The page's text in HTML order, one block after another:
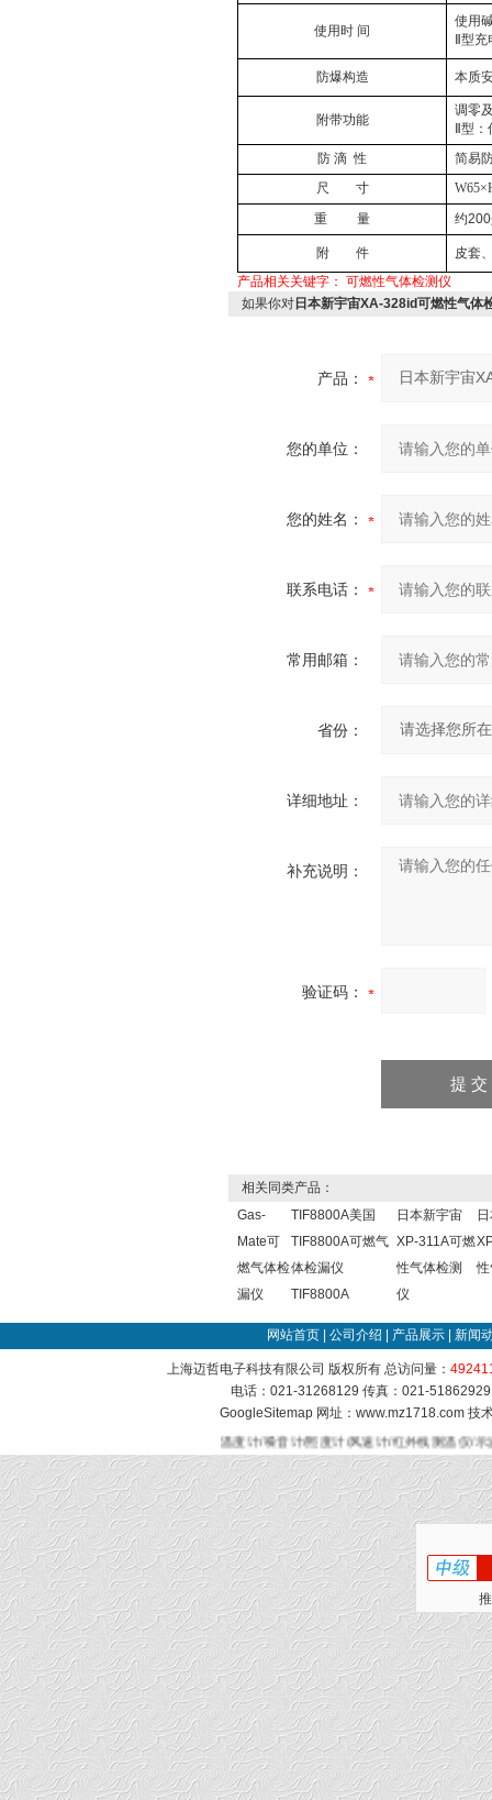
使用时 间
使用
Ⅱ型
防爆构造 本质
附带功能
调零
Ⅱ型
防 滴 性
简易
尺
寸 W65×
重
量 约200
附 件
皮套
产品相关关键字： 可燃性气体检测仪
如果你对 日本新宇宙XA-328id可燃性气体
产品：
您的单位：
您的姓名：
联系电话：
常用邮箱：
省份：
详细地址：
补充说明：
验证码：
相关同类产品：
Gas-
Mate可
燃气体检
漏仪
TIF8800A美国
TIF8800A可燃气
体检漏仪
TIF8800A
日本新宇宙
XP-311A可燃
性气体检测
仪
网站首页 公司介绍 产品展示 新闻
上海迈哲电子科技有限公司 版权所有 总访问量：
电话：021-31268129 传真：021-
GoogleSitemap网址：www.mz1718.com 技
温度计/噪音计/照度计/风速计/红外线测温仪/